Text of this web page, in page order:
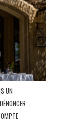
UN
...